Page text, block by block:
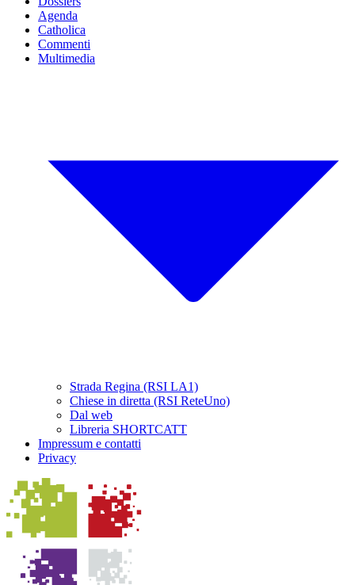
Agenda
Catholica
Commenti
Multimedia
Strada Regina (RSI LA1)
Chiese in diretta (RSI ReteUno)
Dal web
Libreria SHORTCATT
Impressum e contatti
Privacy